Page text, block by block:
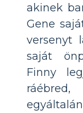
akinek
Gene
versenyt
saját
Finny